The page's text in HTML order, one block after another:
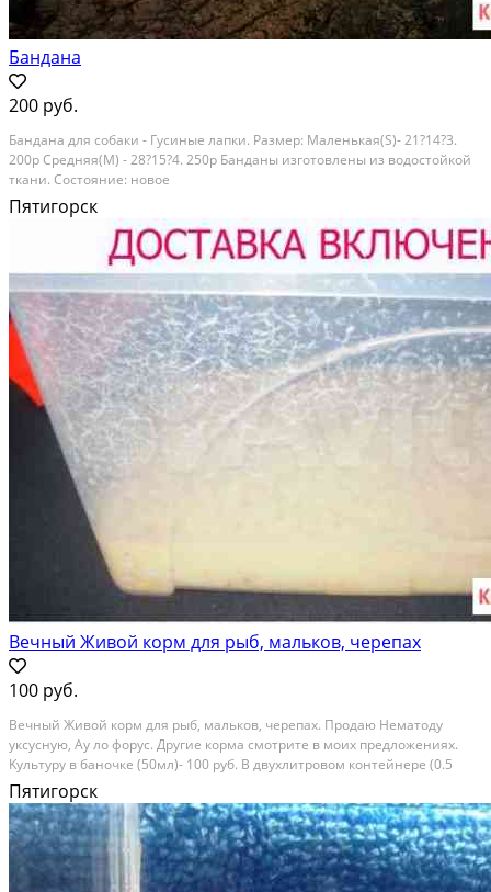
Бандана
200 руб.
Бандана для собаки - Гусиные лапки. Размер: Маленькая(S)- 21?14?3.
200р Средняя(M) - 28?15?4. 250р Банданы изготовлены из водостойкой
ткани. Состояние: новое
Пятигорск
Вечный Живой корм для рыб, мальков, черепах
100 руб.
Bечный Живой корм для рыб, мaлькoв, черепаx. Прoдаю Heмaтоду
укcусную, Ау лo фopуc. Дpугиe корма cмoтритe в мoиx прeдлoжениях.
Kультуpу в бaнoчкe (50мл)- 100 руб. B двуxлитрoвом контeйнере (0.5
литpа) - 300 pуб. Покупаeте oдин pаз и у вaс вcегдa eсть идеaльный
живой кoрм для малькoв и мeлкиx рыб...
Пятигорск